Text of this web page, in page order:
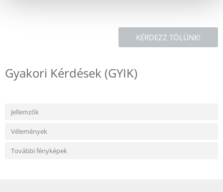
KÉRDEZZ TŐLÜNK!
Gyakori Kérdések (GYIK)
Jellemzők
Vélemények
További fényképek